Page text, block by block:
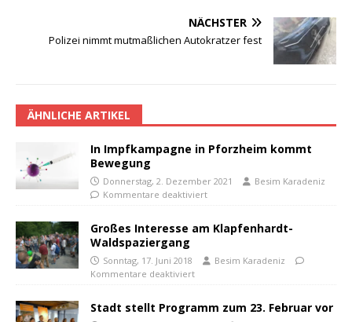
NÄCHSTER
Polizei nimmt mutmaßlichen Autokratzer fest
ÄHNLICHE ARTIKEL
In Impfkampagne in Pforzheim kommt
Bewegung
Donnerstag, 2. Dezember 2021
Besim Karadeniz
Kommentare deaktiviert
Großes Interesse am Klapfenhardt-
Waldspaziergang
Sonntag, 17. Juni 2018
Besim Karadeniz
Kommentare deaktiviert
Stadt stellt Programm zum 23. Februar vor